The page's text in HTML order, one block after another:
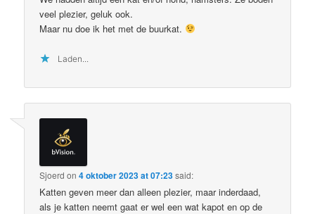
veel plezier, geluk ook.
Maar nu doe ik het met de buurkat.
Laden...
Sjoerd on4 oktober 2023 at 07:23said:
Katten geven meer dan alleen plezier, maar inderdaad,
als je katten neemt gaat er wel een wat kapot en op de